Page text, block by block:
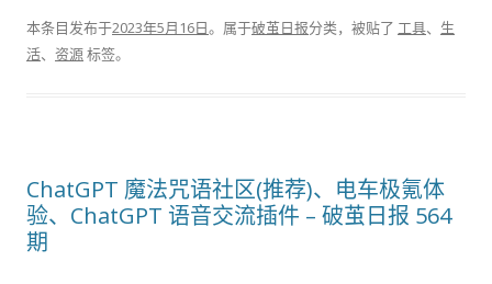
本条目发布于2023年5月16日。属于破茧日报分类，被贴了 工具、 生
活、 资源标签。
ChatGPT 魔法咒语社区(推荐)、电车极氪体
验、ChatGPT 语音交流插件 – 破茧日报 564
期